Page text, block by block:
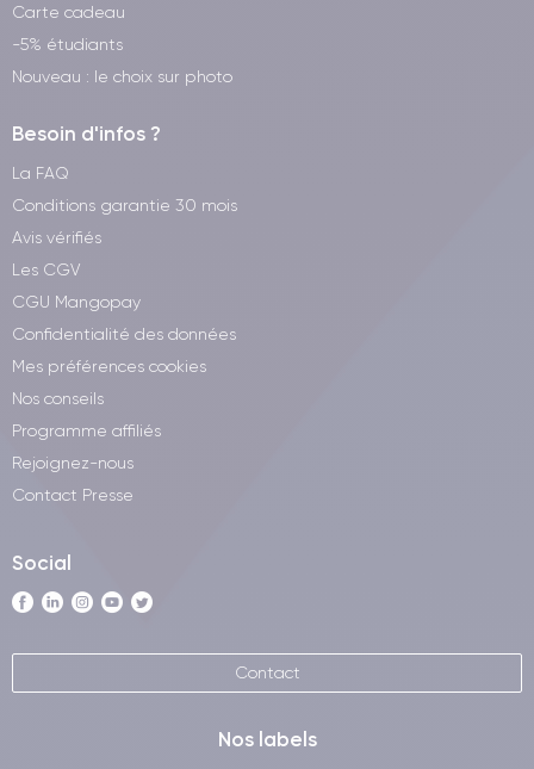
Carte cadeau
-5% étudiants
Nouveau : le choix sur photo
Besoin d'infos ?
La FAQ
Conditions garantie 30 mois
Avis vérifiés
Les CGV
CGU Mangopay
Confidentialité des données
Mes préférences cookies
Nos conseils
Programme affiliés
Rejoignez-nous
Contact Presse
Social
Contact
Nos labels